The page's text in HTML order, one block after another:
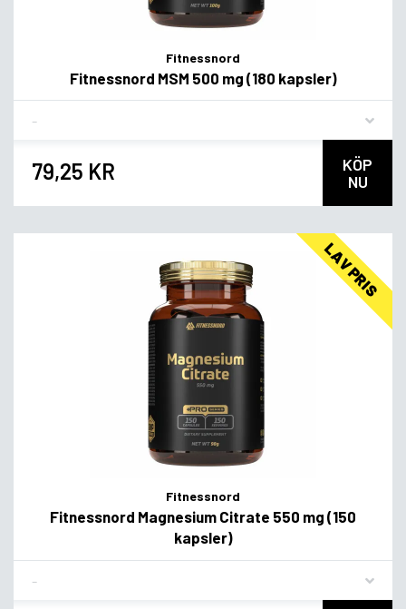
Fitnessnord
Fitnessnord MSM 500 mg (180 kapsler)
79,25 KR
KÖP
NU
LAV PRIS
Fitnessnord
Fitnessnord Magnesium Citrate 550 mg (150
kapsler)